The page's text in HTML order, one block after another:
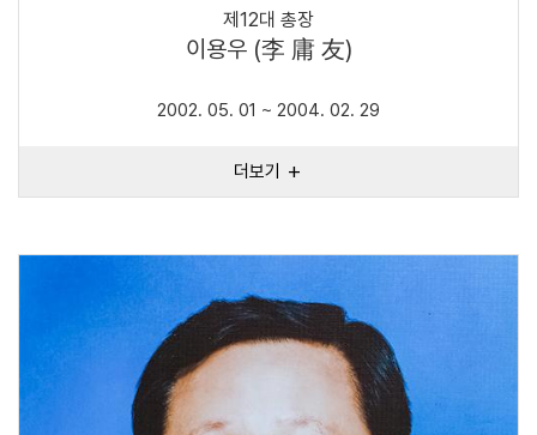
제12대 총장
이용우 (李 庸 友)
2002. 05. 01 ~ 2004. 02. 29
더보기 add